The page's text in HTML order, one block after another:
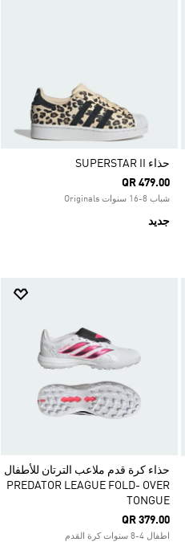
حذاء SUPERSTAR II
QR 479.00
شباب 8-16 سنوات Originals
جديد
حذاء كرة قدم ملاعب الترتان للأطفال
PREDATOR LEAGUE FOLD- OVER
TONGUE
QR 379.00
اطفال 4-8 سنوات كرة القدم